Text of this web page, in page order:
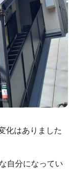
化はありました
自分になってい